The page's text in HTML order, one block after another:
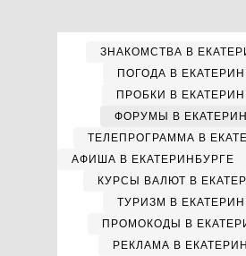
ЗНАКОМСТВА В
ПОГОДА В
ПРОБКИ В
ФОРУМЫ В
ТЕЛЕПРОГРАММА В
АФИША В ЕКАТЕРИНБУРГЕ
КУРСЫ ВАЛЮТ В
ТУРИЗМ В
ПРОМОКОДЫ В
РЕКЛАМА В